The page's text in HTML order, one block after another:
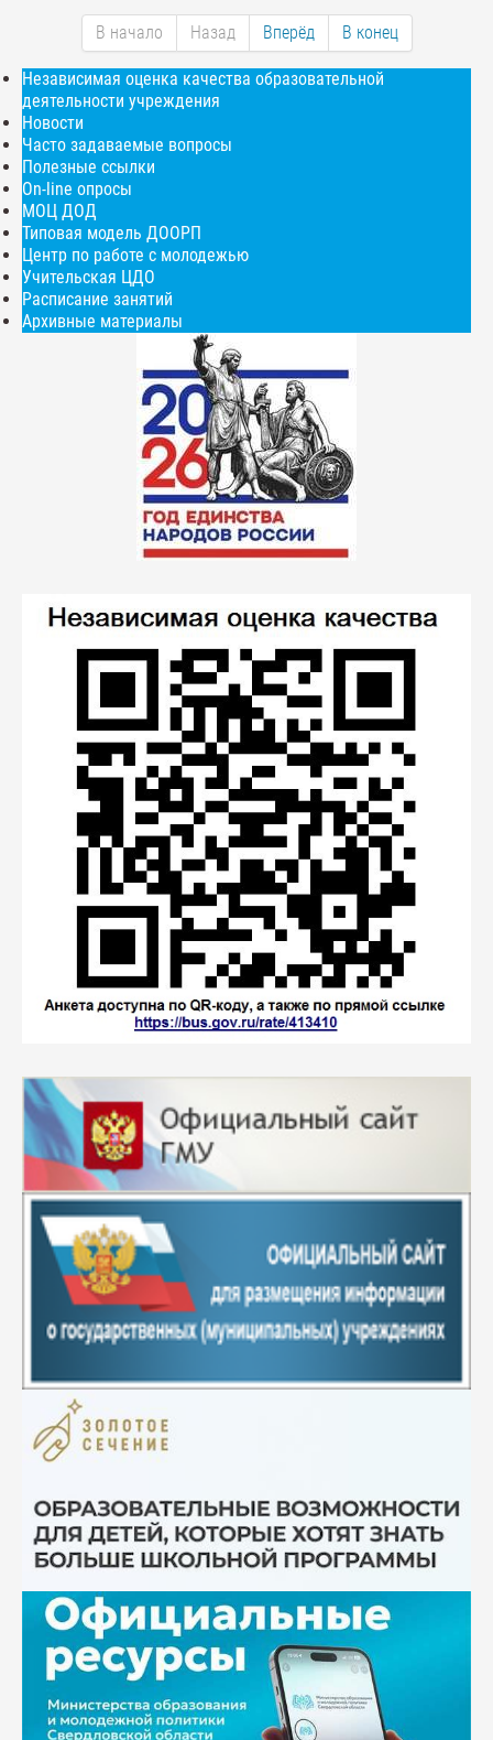
В начало Назад Вперёд В конец
Независимая оценка качества образовательной
деятельности учреждения
Новости
Часто задаваемые вопросы
Полезные ссылки
On-line опросы
МОЦ ДОД
Типовая модель ДООРП
Центр по работе с молодежью
Учительская ЦДО
Расписание занятий
Архивные материалы